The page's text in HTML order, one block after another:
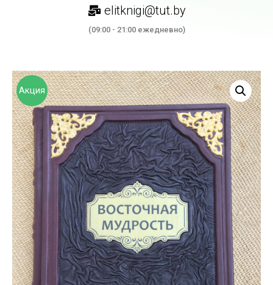
elitknigi@tut.by
(09:00 - 21:00 ежедневно)
Акция